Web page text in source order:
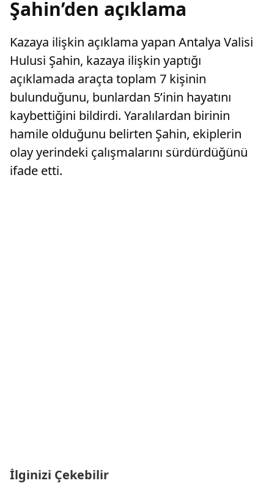
Şahin’den açıklama
Kazaya ilişkin açıklama yapan Antalya Valisi
Hulusi Şahin, kazaya ilişkin yaptığı
açıklamada araçta toplam 7 kişinin
bulunduğunu, bunlardan 5’inin hayatını
kaybettiğini bildirdi. Yaralılardan birinin
hamile olduğunu belirten Şahin, ekiplerin
olay yerindeki çalışmalarını sürdürdüğünü
ifade etti.
İlginizi Çekebilir